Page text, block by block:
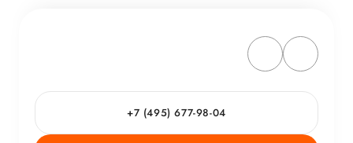
+7 (495) 677-98-04